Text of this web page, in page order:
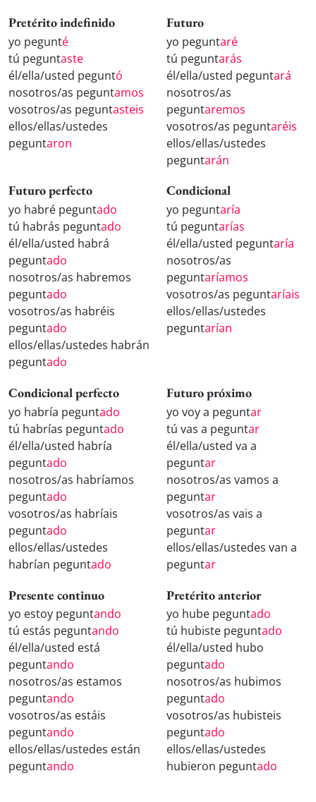
Pretérito indefinido
yo pegunté
tú peguntaste
él/ella/usted peguntó
nosotros/as peguntamos
vosotros/as peguntasteis
ellos/ellas/ustedes
peguntaron
Futuro
yo peguntaré
tú peguntarás
él/ella/usted peguntará
nosotros/as
peguntaremos
vosotros/as peguntaréis
ellos/ellas/ustedes
peguntarán
Futuro perfecto
yo habré peguntado
tú habrás peguntado
él/ella/usted habrá
peguntado
nosotros/as habremos
peguntado
vosotros/as habréis
peguntado
ellos/ellas/ustedes habrán
peguntado
Condicional
yo peguntaría
tú peguntarías
él/ella/usted peguntaría
nosotros/as
peguntaríamos
vosotros/as peguntaríais
ellos/ellas/ustedes
peguntarían
Condicional perfecto
yo habría peguntado
tú habrías peguntado
él/ella/usted habría
peguntado
nosotros/as habríamos
peguntado
vosotros/as habríais
peguntado
ellos/ellas/ustedes
habrían peguntado
Futuro próximo
yo voy a peguntar
tú vas a peguntar
él/ella/usted va a
peguntar
nosotros/as vamos a
peguntar
vosotros/as vais a
peguntar
ellos/ellas/ustedes van a
peguntar
Presente continuo
yo estoy peguntando
tú estás peguntando
él/ella/usted está
peguntando
nosotros/as estamos
peguntando
vosotros/as estáis
peguntando
ellos/ellas/ustedes están
peguntando
Pretérito anterior
yo hube peguntado
tú hubiste peguntado
él/ella/usted hubo
peguntado
nosotros/as hubimos
peguntado
vosotros/as hubisteis
peguntado
ellos/ellas/ustedes
hubieron peguntado